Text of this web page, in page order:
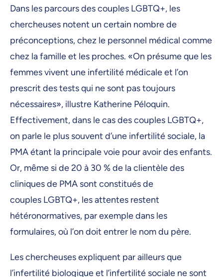
Dans les parcours des couples LGBTQ+, les
chercheuses notent un certain nombre de
préconceptions, chez le personnel médical comme
chez la famille et les proches. «On présume que les
femmes vivent une infertilité médicale et l’on
prescrit des tests qui ne sont pas toujours
nécessaires», illustre Katherine Péloquin.
Effectivement, dans le cas des couples LGBTQ+,
on parle le plus souvent d’une infertilité sociale, la
PMA étant la principale voie pour avoir des enfants.
Or, même si de 20 à 30 % de la clientèle des
cliniques de PMA sont constitués de
couples LGBTQ+, les attentes restent
hétéronormatives, par exemple dans les
formulaires, où l’on doit entrer le nom du père.
Les chercheuses expliquent par ailleurs que
l’infertilité biologique et l’infertilité sociale ne sont